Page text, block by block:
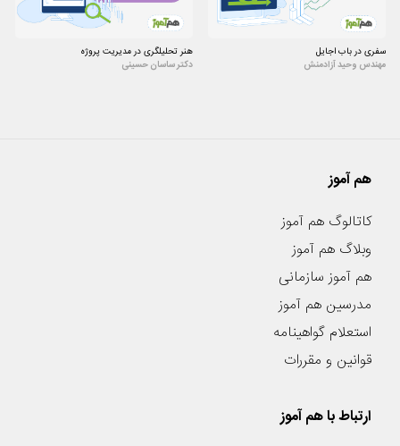
سفری در باب اجایل
مهندس وحید آزادمنش
هنر تحلیلگری در مدیریت پروژه
دکتر ساسان حسینی
هم آموز
کاتالوگ هم آموز
وبلاگ هم آموز
هم آموز سازمانی
مدرسین هم آموز
استعلام گواهینامه
قوانین و مقررات
ارتباط با هم آموز